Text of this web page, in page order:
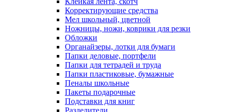
Корректирующие средства
Мел школьный, цветной
Ножницы, ножи, коврики для резки
Обложки
Органайзеры, лотки для бумаги
Папки деловые, портфели
Папки для тетрадей и труда
Папки пластиковые, бумажные
Пеналы школьные
Пакеты подарочные
Подставки для книг
Разделители